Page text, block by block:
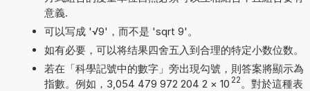
意義.
可以写成 '√9'，而不是 'sqrt 9'。
如有必要，可以将结果四舍五入到合理的特定小数位数。
若在「科學記號中的數字」旁出現勾號，則答案將顯示為
指數。例如，3,054 479 972 204 2 × 10 22 。對於這種表